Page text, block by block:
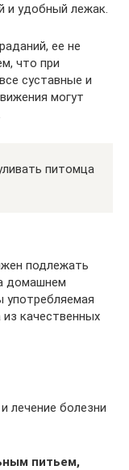
и удобный лежак.
ее не
что при
суставные и
могут
питомца
подлежать
домашнем
употребляемая
качественных
лечение болезни
питьем,